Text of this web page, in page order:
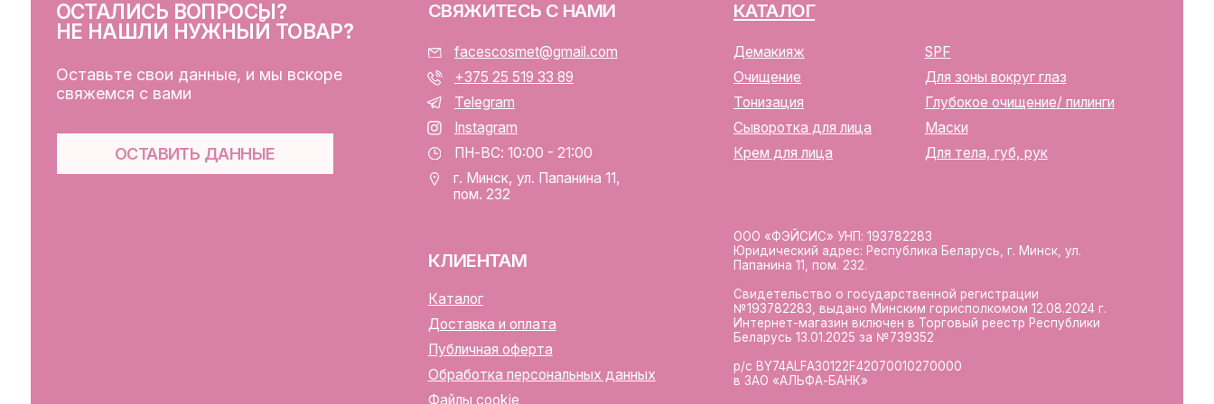
Каталог
Юридический адрес: Республика Беларусь, г. Минск, ул.
Папанина 11, пом. 232.
Свидетельство о государственной регистрации
№193782283, выдано Минским горисполкомом 12.08.2024 г.
Интернет-магазин включен в Торговый реестр Республики
Беларусь 13.01.2025 за №739352
р/с BY74ALFA30122F42070010270000
в ЗАО «АЛЬФА-БАНК»
Доставка и оплата
Публичная оферта
Обработка персональных данных
КЛИЕНТАМ